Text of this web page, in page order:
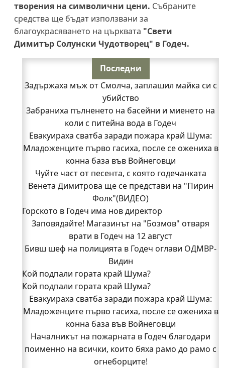
творения на символични цени. Събраните
средства ще бъдат използвани за
благоукрасяването на църквата "Свети
Димитър Солунски Чудотворец" в Годеч.
Последни
Задържаха мъж от Смолча, заплашил майка си с
убийство
Забраниха пълненето на басейни и миенето на
коли с питейна вода в Годеч
Евакуираха сватба заради пожара край Шума:
Младоженците първо гасиха, после се ожениха в
конна база във Войнеговци
Чуйте част от песента, с която годечанката
Венета Димитрова ще се представи на "Пирин
Фолк"(ВИДЕО)
Горското в Годеч има нов директор
Заповядайте! Магазинът на "Бозмов" отваря
врати в Годеч на 12 август
Бивш шеф на полицията в Годеч оглави ОДМВР-
Видин
Кой подпали гората край Шума?
Младежи от Люлин и Део сред първите
доброволци на пожара край Шума (СНИМКИ)
Началникът на пожарната в Годеч благодари
поименно на всички, които бяха рамо до рамо с
огнеборците!
150 декара гори, треви и храсти изгоряха край
Годеч, десетки доброволци се хвърлиха в
Кой подпали гората край Шума?
Евакуираха сватба заради пожара край Шума:
Младоженците първо гасиха, после се ожениха в
конна база във Войнеговци
Началникът на пожарната в Годеч благодари
поименно на всички, които бяха рамо до рамо с
огнеборците!